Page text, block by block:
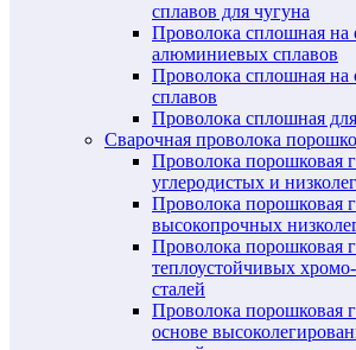
сплавов для чугуна
Проволока сплошная на
алюминиевых сплавов
Проволока сплошная на
сплавов
Проволока сплошная
Сварочная проволока
Проволока порошковая
углеродистых и
Проволока порошковая
высокопрочных
Проволока порошковая
теплоустойчивых
сталей
Проволока порошковая
основе